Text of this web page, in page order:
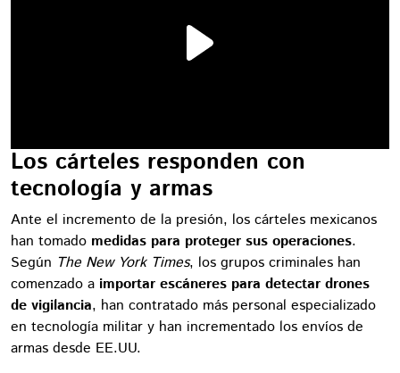
Los cárteles responden con
tecnología y armas
Ante el incremento de la presión, los cárteles mexicanos
han tomado medidas para proteger sus operaciones.
Según The New York Times, los grupos criminales han
comenzado a importar escáneres para detectar drones
de vigilancia, han contratado más personal especializado
en tecnología militar y han incrementado los envíos de
armas desde EE.UU.